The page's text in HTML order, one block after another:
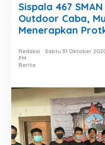
Sispala 467
Outdoor Caba,
Menerapkan
Redaksi
Sabtu 31 Oktober
PM
Berita